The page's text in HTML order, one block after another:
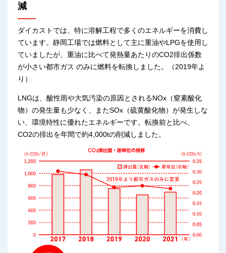
減
ダイカストでは、特に溶解工程で多くのエネルギーを消費し
ています。静岡工場では燃料として主に重油やLPGを使用し
ていましたが、重油に比べて発熱量あたりのCO2排出係数
が小さい都市ガス のみに燃料を転換しました。（2019年よ
り）
LNGは、酸性雨や大気汚染の原因とされるNOx（窒素酸化
物）の発生量も少なく、またSOx（硫黄酸化物）が発生しな
い、環境特性に優れたエネルギーです。転換前と比べ、
CO2の排出を年間で約4,000tの削減しました。